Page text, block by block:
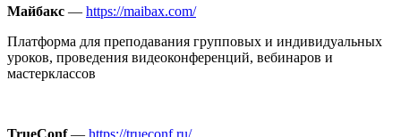
Майбакс — https://maibax.com/
Платформа для преподавания групповых и индивидуальных
уроков, проведения видеоконференций, вебинаров и
мастерклассов
TrueConf— https://trueconf.ru/